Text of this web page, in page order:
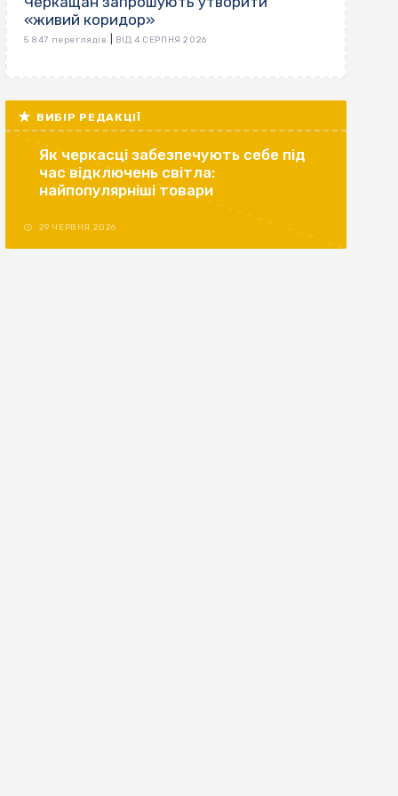
«живий коридор»
5 847 переглядів ВІД 4 СЕРПНЯ 2026
ВИБІР РЕДАКЦІЇ
Як черкасці забезпечують себе під
час відключень світла:
найпопулярніші товари
29 ЧЕРВНЯ 2026